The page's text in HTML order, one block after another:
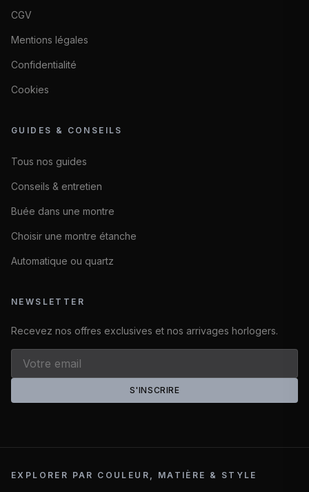
CGV
Mentions légales
Confidentialité
Cookies
GUIDES & CONSEILS
Tous nos guides
Conseils & entretien
Buée dans une montre
Choisir une montre étanche
Automatique ou quartz
NEWSLETTER
Recevez nos offres exclusives et nos arrivages horlogers.
S'INSCRIRE
EXPLORER PAR COULEUR, MATIÈRE & STYLE